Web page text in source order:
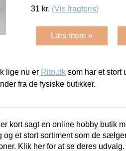
31 kr. (Vis fragtpris)
Læs mere »
lige nu er Rito.dk som har et stort
fra de fysiske butikker.
kort sagt en online hobby butik
og et stort sortiment som de
Klik her for at se deres udvalg.